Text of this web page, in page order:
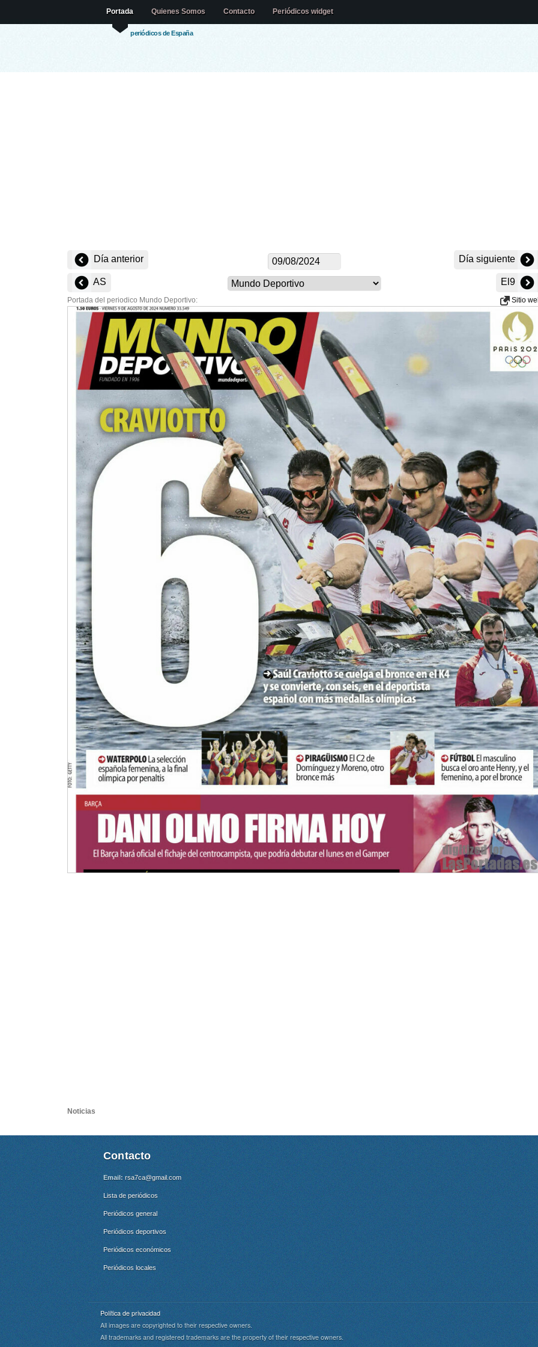
periódicos de España
Portada Quienes Somos Contacto Periódicos widget
Día anterior Día siguiente
AS El9
Portada del periodico Mundo Deportivo: Sitio
Noticias
Contacto
Email: rsa7ca@gmail.com
Lista de periódicos
Periódicos general
Periódicos deportivos
Periódicos económicos
Periódicos locales
Política de privacidad
All images are copyrighted to their respective owners.
All trademarks and registered trademarks are the property of their respective owners.